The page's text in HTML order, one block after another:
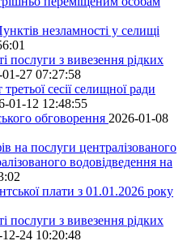
незламності у селищі
послуги з вивезення рідких
01-27 07:27:58
сесії селищної ради
01-12 12:48:55
обговорення 2026-01-08
на послуги централізованого
водовідведення на
плати з 01.01.2026 року
послуги з вивезення рідких
12-24 10:20:48